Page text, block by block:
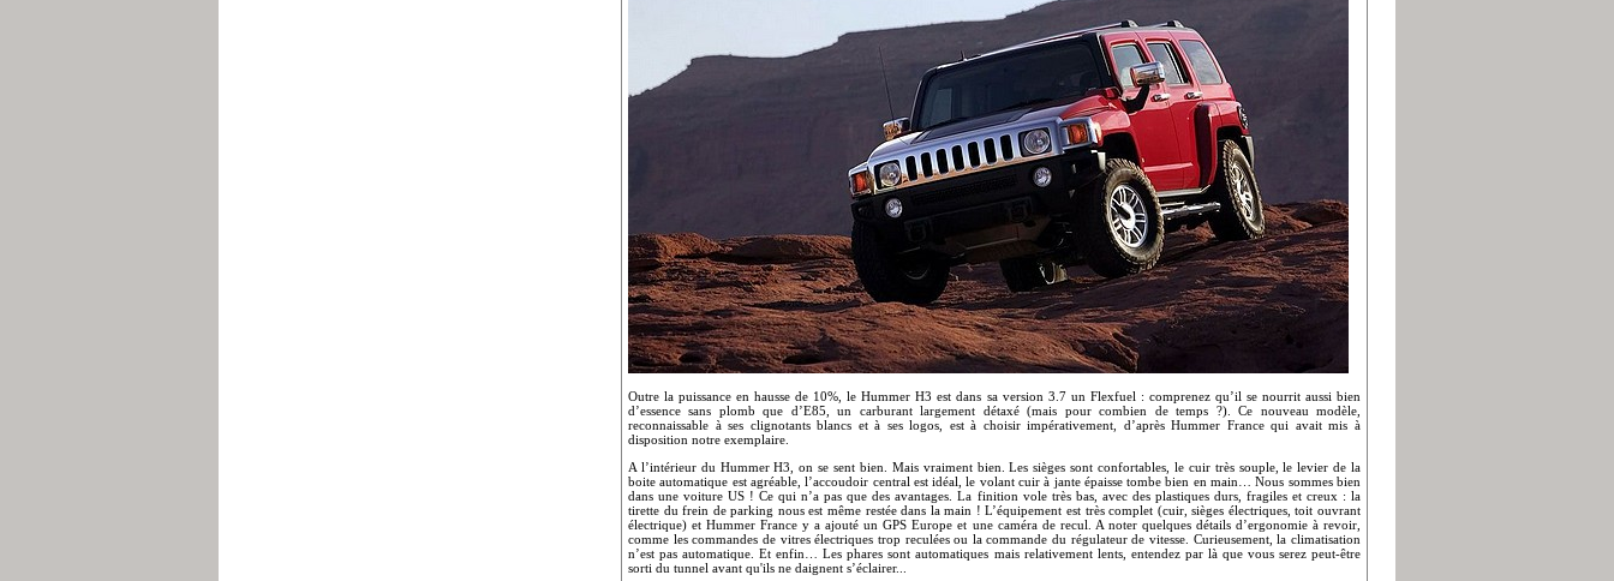
Outre la puissance en hausse de 10%, le Hummer H3 est dans sa version 3.7 un Flexfuel : comprenez qu’il se nourrit aussi bien
d’essence sans plomb que d’E85, un carburant largement détaxé (mais pour combien de temps ?). Ce nouveau modèle,
reconnaissable à ses clignotants blancs et à ses logos, est à choisir impérativement, d’après Hummer France qui avait mis à
disposition notre exemplaire.
A l’intérieur du Hummer H3, on se sent bien. Mais vraiment bien. Les sièges sont confortables, le cuir très souple, le levier de la
boite automatique est agréable, l’accoudoir central est idéal, le volant cuir à jante épaisse tombe bien en main… Nous sommes bien
dans une voiture US ! Ce qui n’a pas que des avantages. La finition vole très bas, avec des plastiques durs, fragiles et creux : la
tirette du frein de parking nous est même restée dans la main ! L’équipement est très complet (cuir, sièges électriques, toit ouvrant
électrique) et Hummer France y a ajouté un GPS Europe et une caméra de recul. A noter quelques détails d’ergonomie à revoir,
comme les commandes de vitres électriques trop reculées ou la commande du régulateur de vitesse. Curieusement, la climatisation
n’est pas automatique. Et enfin… Les phares sont automatiques mais relativement lents, entendez par là que vous serez peut-être
sorti du tunnel avant qu'ils ne daignent s’éclairer...